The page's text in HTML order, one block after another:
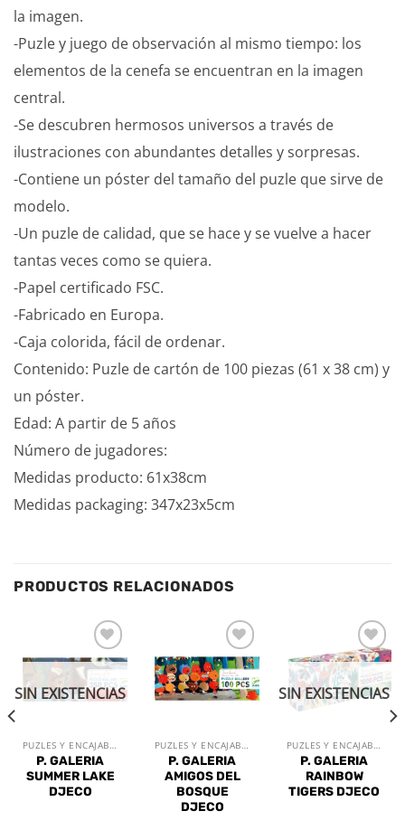
la imagen.
-Puzle y juego de observación al mismo tiempo: los
elementos de la cenefa se encuentran en la imagen
central.
-Se descubren hermosos universos a través de
ilustraciones con abundantes detalles y sorpresas.
-Contiene un póster del tamaño del puzle que sirve de
modelo.
-Un puzle de calidad, que se hace y se vuelve a hacer
tantas veces como se quiera.
-Papel certificado FSC.
-Fabricado en Europa.
-Caja colorida, fácil de ordenar.
Contenido: Puzle de cartón de 100 piezas (61 x 38 cm) y
un póster.
Edad: A partir de 5 años
Número de jugadores:
Medidas producto: 61x38cm
Medidas packaging: 347x23x5cm
PRODUCTOS RELACIONADOS
Añadir
lista de
deseos
SIN EXISTENCIAS
PUZLES Y ENCAJABLES
P. GALERIA
SUMMER LAKE
DJECO
Añadir
a la
lista de
deseos
PUZLES Y ENCAJABLES
P. GALERIA
AMIGOS DEL
BOSQUE
DJECO
Añadir
a la
lista de
deseos
SIN EXISTENCIAS
PUZLES Y ENCAJABLES
P. GALERIA
RAINBOW
TIGERS DJECO